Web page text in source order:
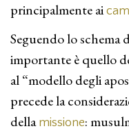
principalmente ai
Seguendo lo schema
importante è quello
al “modello degli
precede la
della missione: